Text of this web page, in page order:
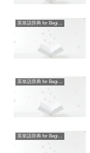
英単語辞典 for Beginners
英単語辞典 for Beginners
英単語辞典 for Beginners